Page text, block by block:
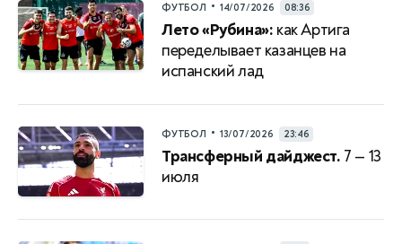
ФУТБОЛ • 14/07/2026 08:36
Лето «Рубина»: как Артига
переделывает казанцев на
испанский лад
ФУТБОЛ • 13/07/2026 23:46
Трансферный дайджест. 7 — 13
июля